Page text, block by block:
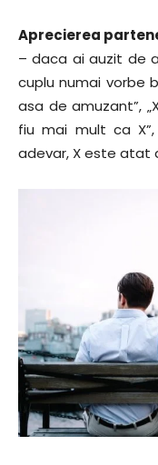
Aprecierea
– daca ai auzit de
cuplu numai vorbe
asa de amuzant”,
fiu mai mult ca
adevar, X este atat